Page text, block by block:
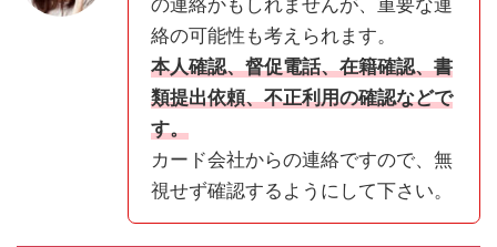
の連絡かもしれませんが、重要な連
絡の可能性も考えられます。
本人確認、督促電話、在籍確認、書
類提出依頼、不正利用の確認などで
す。
カード会社からの連絡ですので、無
視せず確認するようにして下さい。